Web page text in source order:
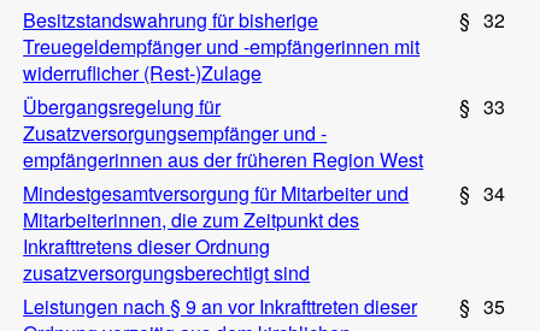
Besitzstandswahrung für bisherige
Treuegeldempfänger und -empfängerinnen mit
widerruflicher (Rest-)Zulage
§ 32
Übergangsregelung für
Zusatzversorgungsempfänger und -
empfängerinnen aus der früheren Region West
§ 33
Mindestgesamtversorgung für Mitarbeiter und
Mitarbeiterinnen, die zum Zeitpunkt des
Inkrafttretens dieser Ordnung
zusatzversorgungsberechtigt sind
§ 34
Leistungen nach § 9 an vor Inkrafttreten dieser
§ 35